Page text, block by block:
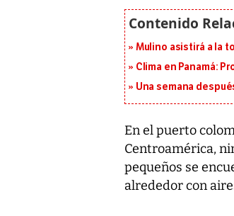
Mulino asistirá a la
Clima en Panamá:
Una semana
En el puerto
Centroamérica,
pequeños se
alrededor con